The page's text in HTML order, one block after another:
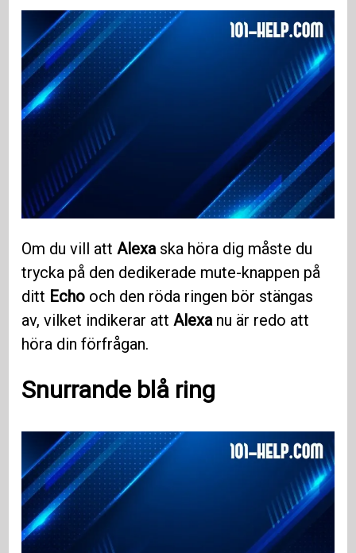
Om du vill att Alexa ska höra dig måste du
trycka på den dedikerade mute-knappen på
ditt Echo och den röda ringen bör stängas
av, vilket indikerar att Alexa nu är redo att
höra din förfrågan.
Snurrande blå ring